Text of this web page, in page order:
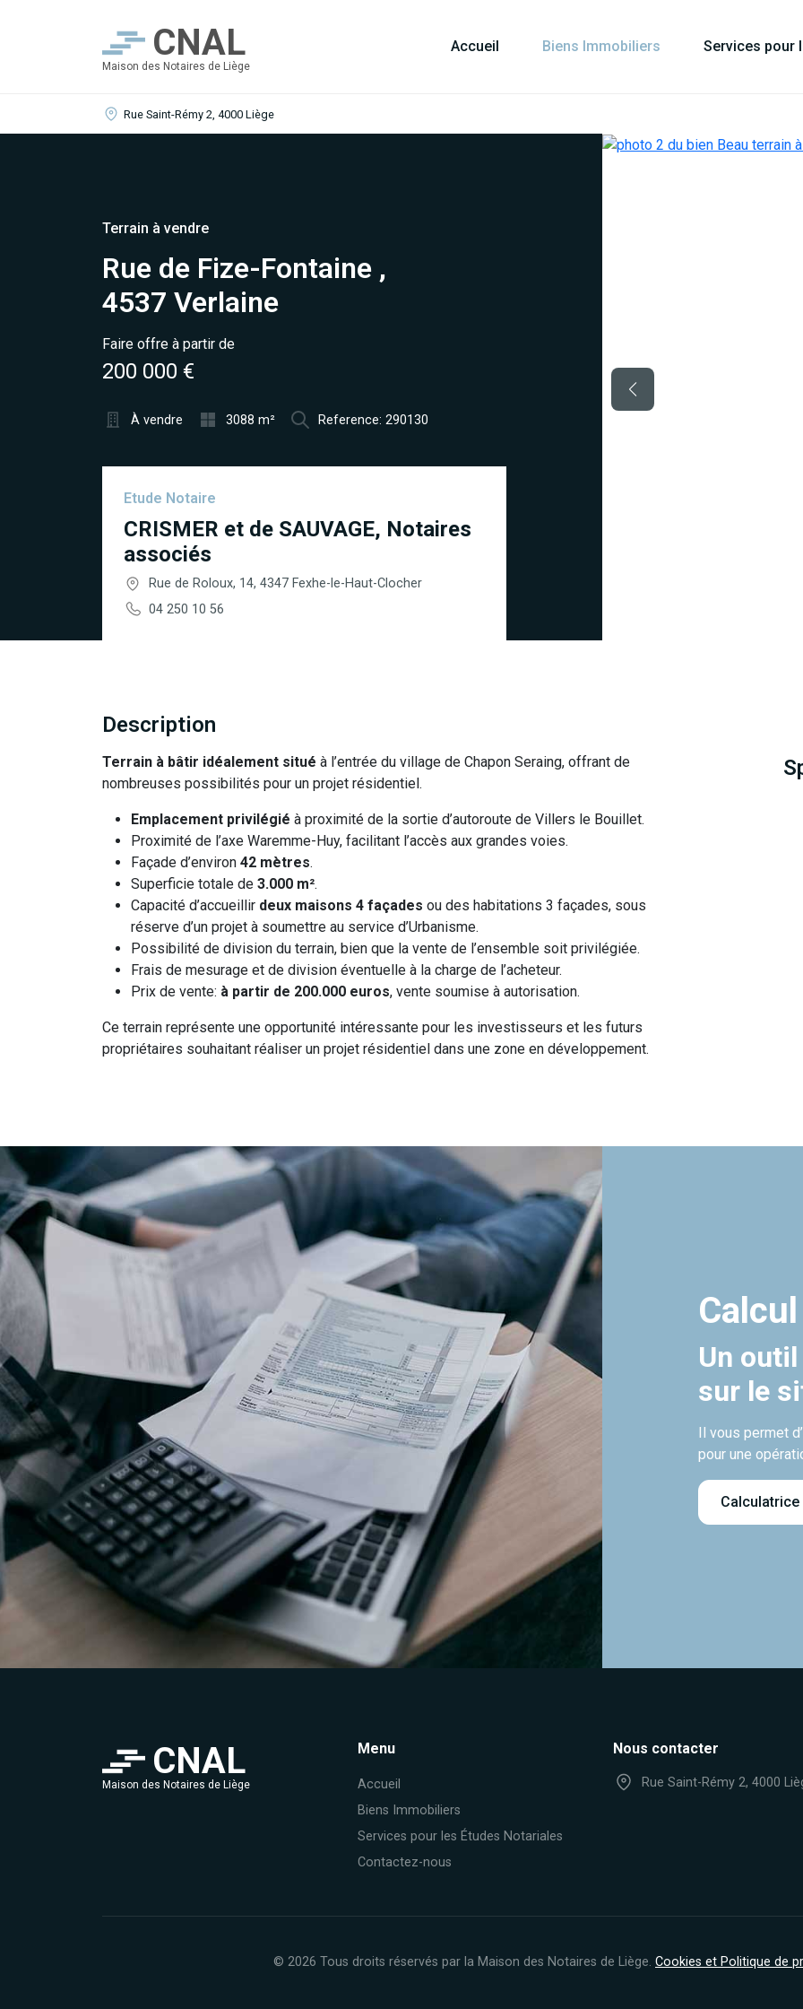
Rue Saint-Rémy 2, 4000 Liège
CNAL
Maison des Notaires de Liège
Accueil Biens Immobiliers Services pour
Terrain à vendre
Rue de Fize-Fontaine ,
4537 Verlaine
Faire offre à partir de
200 000 €
À vendre 3088 m² Reference: 290130
Etude Notaire
CRISMER et de SAUVAGE, Notaires
associés
Rue de Roloux, 14, 4347 Fexhe-le-Haut-Clocher
04 250 10 56
Description
Terrain à bâtir idéalement situé à l’entrée du village de Chapon Seraing, offrant de
nombreuses possibilités pour un projet résidentiel.
Emplacement privilégié à proximité de la sortie d’autoroute de Villers le Bouillet.
Proximité de l’axe Waremme-Huy, facilitant l’accès aux grandes voies.
Façade d’environ 42 mètres.
Superficie totale de 3.000 m².
Capacité d’accueillir deux maisons 4 façades ou des habitations 3 façades, sous
réserve d’un projet à soumettre au service d’Urbanisme.
Possibilité de division du terrain, bien que la vente de l’ensemble soit privilégiée.
Frais de mesurage et de division éventuelle à la charge de l’acheteur.
Prix de vente: à partir de 200.000 euros, vente soumise à autorisation.
Ce terrain représente une opportunité intéressante pour les investisseurs et les futurs
propriétaires souhaitant réaliser un projet résidentiel dans une zone en développement.
Un
sur le
Il vous permet
pour une
CNAL
Maison des Notaires de Liège
Menu
Accueil
Biens Immobiliers
Services pour les Études Notariales
Contactez-nous
Nous contacter
Rue Saint-Rémy 2, 4000
© 2026 Tous droits réservés par la Maison des Notaires de Liège. Cookies et Politique de